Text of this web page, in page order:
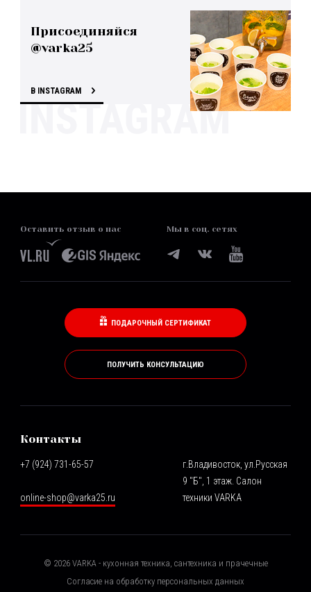
Присоединяйся
@varka25
В INSTAGRAM
Оставить отзыв о нас Мы в соц. сетях
ПОДАРОЧНЫЙ СЕРТИФИКАТ
ПОЛУЧИТЬ КОНСУЛЬТАЦИЮ
Контакты
+7 (924) 731-65-57
online-shop@varka25.ru
г.Владивосток, ул.Русская
9 "Б", 1 этаж. Салон
техники VARKA
© 2026VARKA - кухонная техника, сантехника и прачечные
Согласие на обработку персональных данных